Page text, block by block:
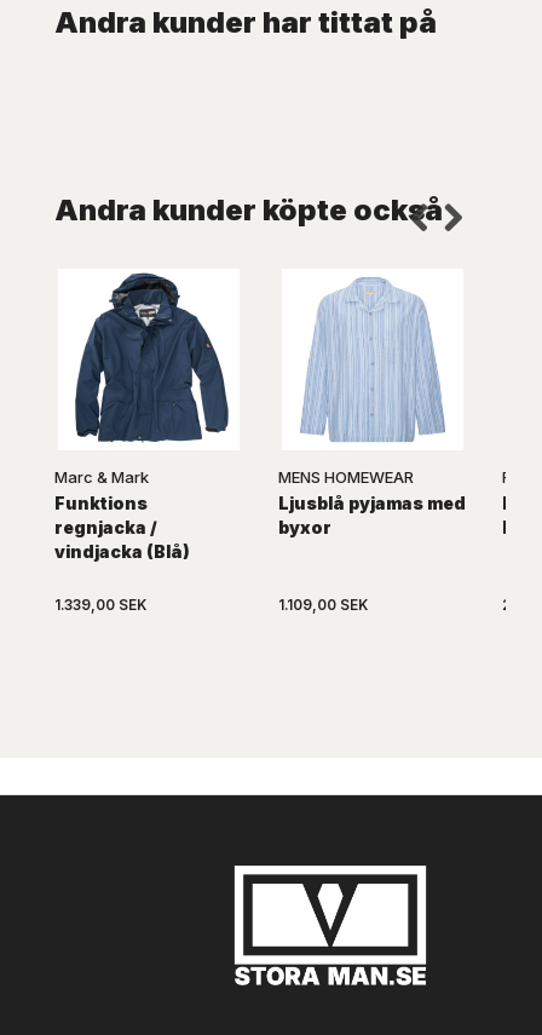
Andra kunder har tittat på
Andra kunder köpte också
Marc & Mark
Funktions
regnjacka /
vindjacka (Blå)
1.339,00 SEK
MENS HOMEWEAR
Ljusblå pyjamas med
byxor
1.109,00 SEK